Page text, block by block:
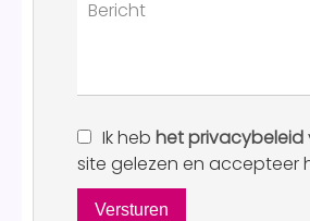
Ik heb het privacybeleid
site gelezen en accepteer
Versturen